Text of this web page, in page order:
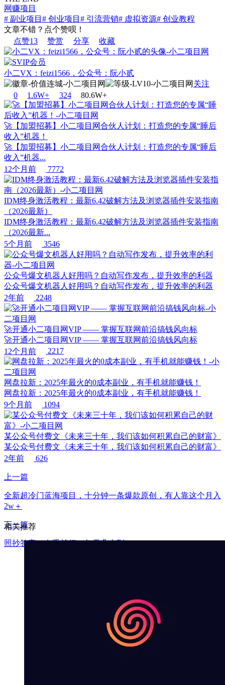
网赚项目
# 副业项目 # 创业项目 # 引流营销# 虚拟资源# 创业教程
文章不错？点个赞呗！
点赞13 赞赏 分享 收藏
小二VX：feizi1566，公众号：阮小贰
关注
0
1.6W+ 324 80.6W+
🚀【加盟招募】小二项目网合伙人计划：打造您的专属“睡后
收入”机器！
🚀【加盟招募】小二项目网合伙人计划：打造您的专属“睡后
收入”机器...
12个月前
7772
IDM终身激活教程：最新6.42破解方法及浏览器插件安装指南
（2026最新）
IDM终身激活教程：最新6.42破解方法及浏览器插件安装指南
（2026最新...
5个月前
3546
公众号爆文机器人好用吗？自动写作发布，提升效率的利器
公众号爆文机器人好用吗？自动写作发布，提升效率的利器
2年前
2248
🚀开通小二项目网VIP —— 掌握互联网前沿搞钱风向标
🚀开通小二项目网VIP —— 掌握互联网前沿搞钱风向标
12个月前
2217
网盘拉新：2025年最火的0成本副业，有手机就能赚钱！
网盘拉新：2025年最火的0成本副业，有手机就能赚钱！
9个月前
1094
某公众号付费文《未来三十年，我们该如何积累自己的财富》
某公众号付费文《未来三十年，我们该如何积累自己的财富》
2年前
626
上一篇
全新超冷门蓝海项目，十分钟一条爆款原创，有人靠这个月入
2w＋
下一篇
照抄答案，有手就行，每天几十到200
相关推荐